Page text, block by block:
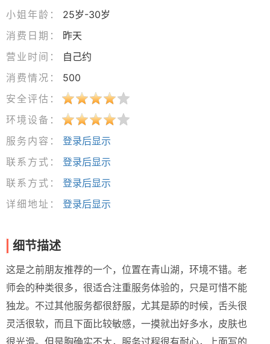
小姐年龄：
25岁-30岁
消费日期：
昨天
营业时间：
自己约
消费情况：
500
安全评估：
环境设备：
服务内容：
登录后显示
联系方式：
登录后显示
联系方式：
登录后显示
详细地址：
登录后显示
细节描述
这是之前朋友推荐的一个，位置在青山湖，环境不错。老
师会的种类很多，很适合注重服务体验的，只是可惜不能
独龙。不过其他服务都很舒服，尤其是舔的时候，舌头很
灵活很软，而且下面比较敏感，一摸就出好多水，皮肤也
很光滑。但是胸确实不大，服务过程很有耐心，上面写的